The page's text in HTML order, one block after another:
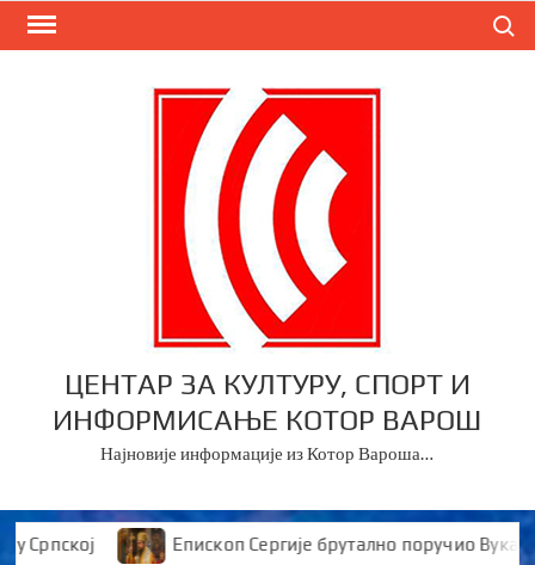
Skip
ЦЕНТАР ЗА КУЛТУРУ, СПОРТ И
ИНФОРМИСАЊЕ КОТОР ВАРОШ
Најновије информације из Котор Вароша…
Епископ Сергије брутално поручио